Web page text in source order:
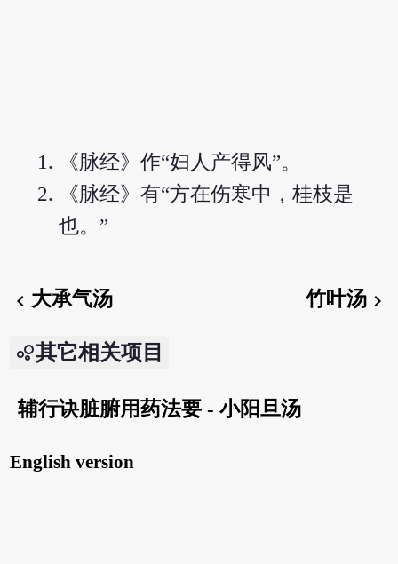
《脉经》作“妇人产得风”。
《脉经》有“方在伤寒中，桂枝是
也。”
chevron_left大承气汤 竹叶汤chevron_right
其它相关项目
辅行诀脏腑用药法要 - 小阳旦汤
English version